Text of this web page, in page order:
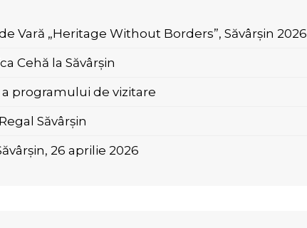
Vară „Heritage Without Borders”, Săvârșin 2026
Cehă la Săvârșin
programului de vizitare
Săvârșin
26 aprilie 2026